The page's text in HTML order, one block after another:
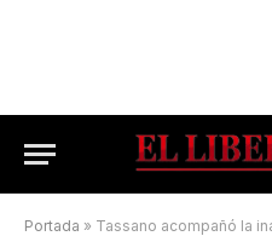
Portada » Tassano acompañó la